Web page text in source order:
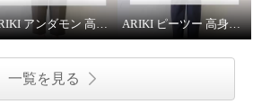
ARIKI アンダモン 高身長スタッフがはいてみました！ ARIKI ピーツー 高身長スタッフがはいてみました！
一覧を見る